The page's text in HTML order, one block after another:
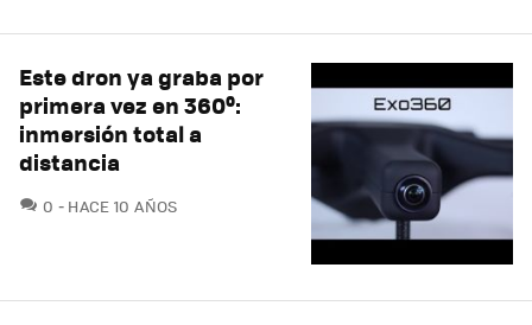
Este dron ya graba por
primera vez en 360º:
inmersión total a
distancia
0 COMENTARIOS
HACE 10 AÑOS